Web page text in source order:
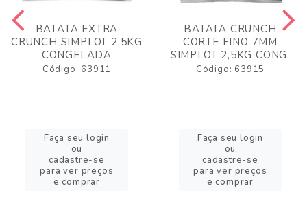
BATATA EXTRA
CRUNCH SIMPLOT 2,5KG
CONGELADA
Código: 63911
Faça seu login
ou
cadastre-se
para ver preços
e comprar
BATATA CRUNCH
CORTE FINO 7MM
SIMPLOT 2,5KG CONG.
Código: 63915
Faça seu login
ou
cadastre-se
para ver preços
e comprar